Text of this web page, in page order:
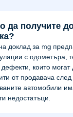
да получите
доклад за mg
с одометъра,
дефекти, които
от продавача след
автомобили
недостатъци.